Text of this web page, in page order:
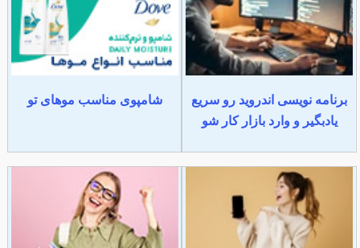
برنامه نویسی اندروید رو سریع
یادبگیر و وارد بازار کار شو
شامپوی مناسب موهای تو